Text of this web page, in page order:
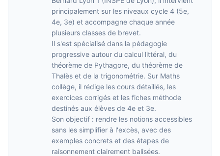
principalement sur les niveaux cycle 4 (5e,
4e, 3e) et accompagne chaque année
plusieurs classes de brevet.
Il s'est spécialisé dans la pédagogie
progressive autour du calcul littéral, du
théorème de Pythagore, du théorème de
Thalès et de la trigonométrie. Sur Maths
collège, il rédige les cours détaillés, les
exercices corrigés et les fiches méthode
destinés aux élèves de 4e et 3e.
Son objectif : rendre les notions accessibles
sans les simplifier à l'excès, avec des
exemples concrets et des étapes de
raisonnement clairement balisées.